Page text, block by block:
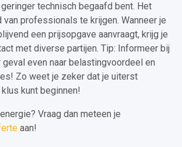
technisch begaafd bent. Het
van professionals te krijgen. Wanneer je
een prijsopgave aanvraagt, krijg je
met diverse partijen. Tip: Informeer bij
geval even naar belastingvoordeel en
Zo weet je zeker dat je uiterst
kunt beginnen!
Vraag dan meteen je
aan!